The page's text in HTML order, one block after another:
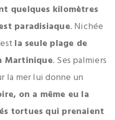
quelques kilomètres
paradisiaque. Nichée
la seule plage de
Martinique. Ses palmiers
la mer lui donne un
on a même eu la
tortues qui prenaient